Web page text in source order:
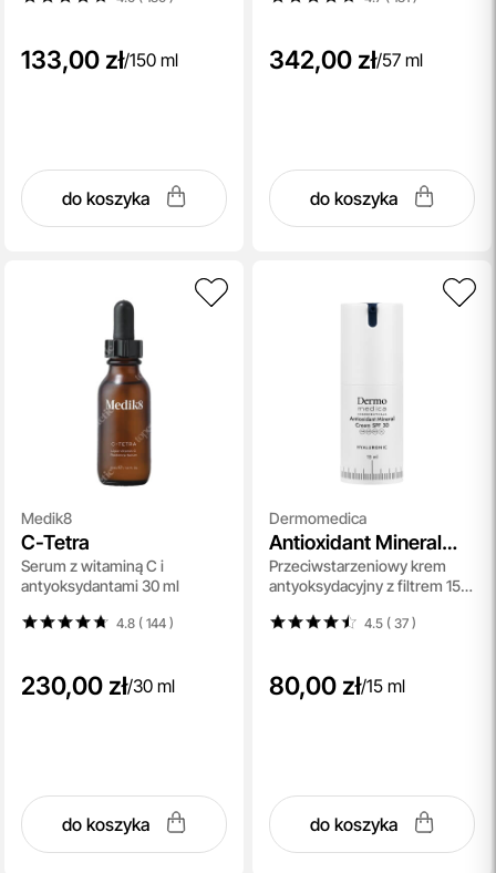
133,00 zł/150 ml
do koszyka
342,00 zł/57 ml
do koszyka
Medik8
C-Tetra
Serum z witaminą C i
antyoksydantami 30 ml
4.8 ( 144)
230,00 zł/30 ml
do koszyka
Dermomedica
Antioxidant Mineral
Cream SPF 30
Przeciwstarzeniowy krem
antyoksydacyjny z filtrem 15
4.5 ( 37)
80,00 zł/15 ml
do koszyka